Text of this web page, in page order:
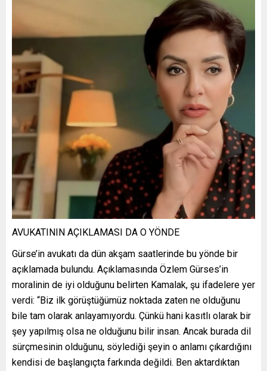
AVUKATININ AÇIKLAMASI DA O YÖNDE
Gürse’in avukatı da dün akşam saatlerinde bu yönde bir
açıklamada bulundu. Açıklamasında Özlem Gürses’in
moralinin de iyi olduğunu belirten Kamalak, şu ifadelere yer
verdi: “Biz ilk görüştüğümüz noktada zaten ne olduğunu
bile tam olarak anlayamıyordu. Çünkü hani kasıtlı olarak bir
şey yapılmış olsa ne olduğunu bilir insan. Ancak burada dil
sürçmesinin olduğunu, söylediği şeyin o anlamı çıkardığını
kendisi de başlangıçta farkında değildi. Ben aktardıktan